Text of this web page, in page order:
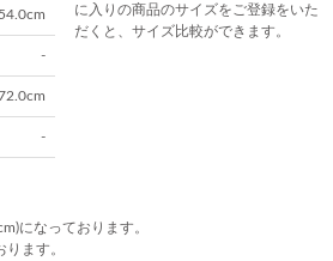
54.0cm
-
-
に入りの商品のサイズをご登録をいた
だくと、サイズ比較ができます。
になっております。
ます。